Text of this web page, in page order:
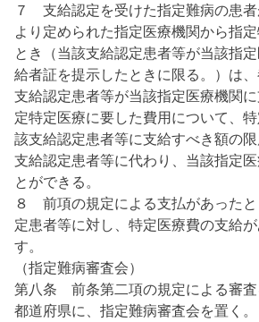
７ 支給認定を受けた指定難病の患
より定められた指定医療機関から指
とき（当該支給認定患者等が当該指
給者証を提示したときに限る。）は
支給認定患者等が当該指定医療機関
定特定医療に要した費用について、
該支給認定患者等に支給すべき額の
支給認定患者等に代わり、当該指定
とができる。
８ 前項の規定による支払があった
定患者等に対し、特定医療費の支給
す。
（指定難病審査会）
第八条 前条第二項の規定による審査
都道府県に、指定難病審査会を置く。